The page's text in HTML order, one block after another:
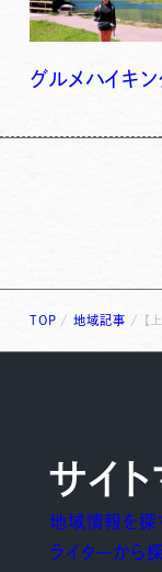
グルメハイキン
TOP /地域記事 / 【
サイ
地域情報を探
ライターから